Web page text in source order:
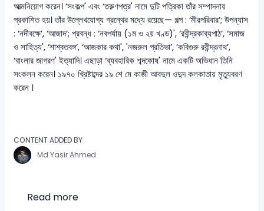
আত্মনিয়োগ করেন। ‘সংকল্প' এবং ‘তরুণপত্র' নামে দুটি পত্রিকা তাঁর সম্পাদনায়
প্রকাশিত হয়। তাঁর উল্লেখযোগ্য গ্রন্থের মধ্যে রয়েছে— গল্প : ‘মীরপরিবার’; উপন্যাস
: ‘নদীবক্ষে’, ‘আজাদ’; প্রবন্ধ : ‘নবপর্যায় (১ম ও ২য় খণ্ড)', ‘রবীন্দ্রকাব্যপাঠ’, ‘সমাজ
ও সাহিত্য', ‘শাশ্বতবঙ্গ’, ‘আজকার কথা', 'নজরুল প্রতিভা’, ‘কবিগুরু রবীন্দ্রনাথ’,
‘বাংলার জাগরণ' ইত্যাদি। এছাড়া ‘ব্যবহারিক শব্দকোষ' নামে একটি অভিধান তিনি
সংকলন করেন। ১৯৭০ খ্রিষ্টাব্দের ১৯ শে মে কাজী আবদুল ওদুদ কলকাতায় মৃত্যুবরণ
করেন ।
CONTENT ADDED BY
Md Yasir Ahmed
Read more